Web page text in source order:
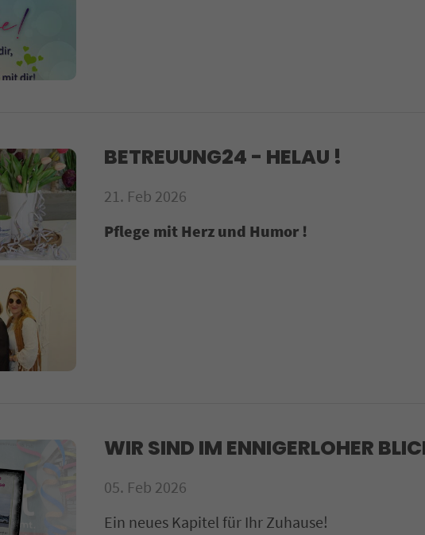
BETREUUNG24 - HELAU !
21. Feb 2026
Pflege mit Herz und Humor !
WIR SIND IM ENNIGERLOHER
05. Feb 2026
Ein neues Kapitel für Ihr Zuhause!